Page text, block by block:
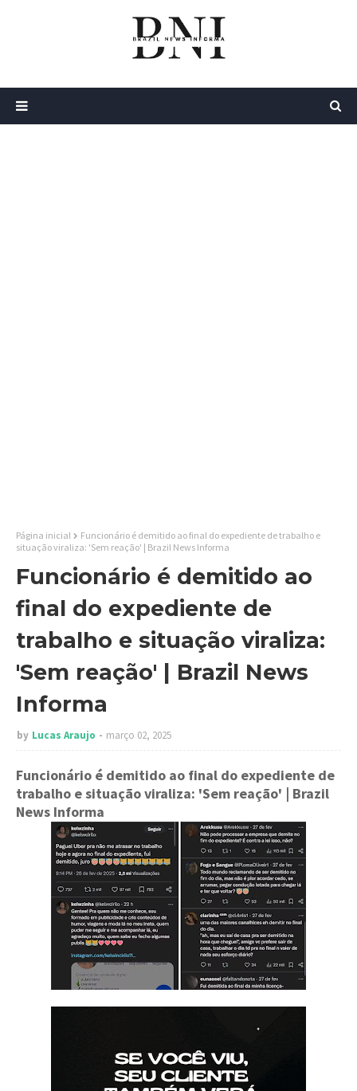
Página inicial
Funcionário é demitido ao final do expediente de trabalho e
situação viraliza: 'Sem reação' | Brazil News Informa
Funcionário é demitido ao
final do expediente de
trabalho e situação viraliza:
'Sem reação' | Brazil News
Informa
by Lucas Araujo março 02, 2025
Funcionário é demitido ao final do expediente de
trabalho e situação viraliza: 'Sem reação' | Brazil
News Informa